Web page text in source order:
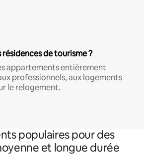
résidences de tourisme ?
appartements entièrement
professionnels, aux logements
le relogement.
populaires pour des
et longue durée